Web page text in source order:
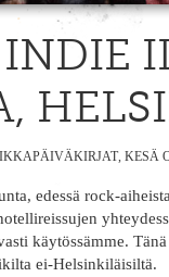
INDIE
, KESÄ
edessä rock-
käytössämme.
ei-Helsinkiläisiltä.